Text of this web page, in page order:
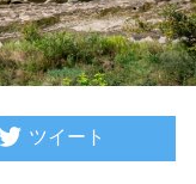
ツイート